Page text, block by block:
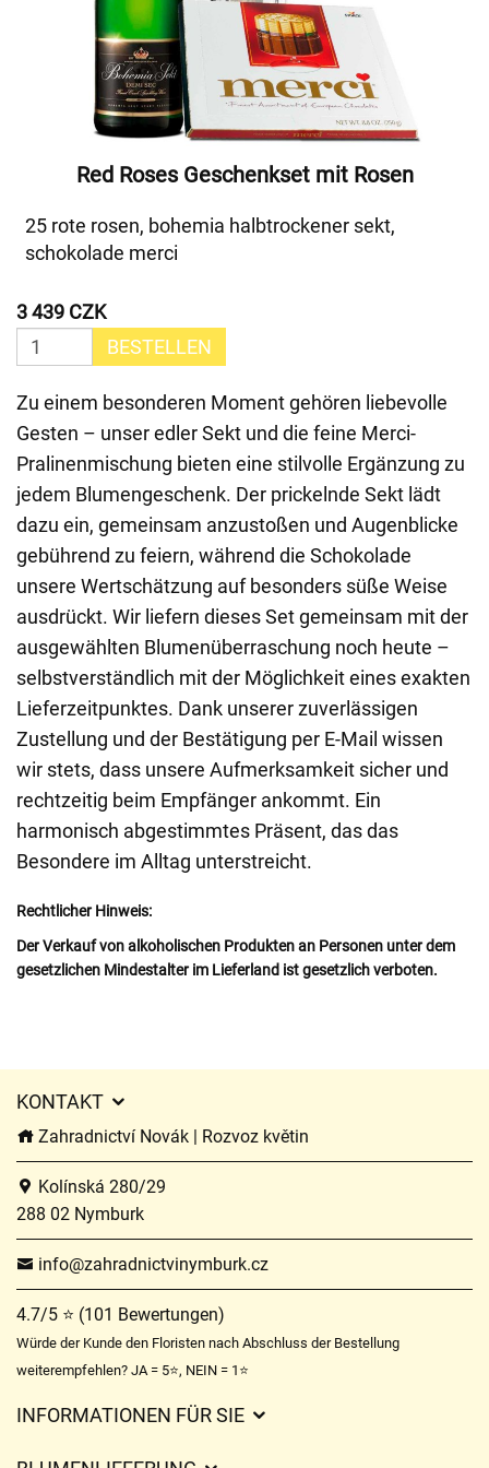
Red Roses Geschenkset mit Rosen
25 rote rosen, bohemia halbtrockener sekt,
schokolade merci
3 439 CZK
BESTELLEN
Zu einem besonderen Moment gehören liebevolle
Gesten – unser edler Sekt und die feine Merci-
Pralinenmischung bieten eine stilvolle Ergänzung zu
jedem Blumengeschenk. Der prickelnde Sekt lädt
dazu ein, gemeinsam anzustoßen und Augenblicke
gebührend zu feiern, während die Schokolade
unsere Wertschätzung auf besonders süße Weise
ausdrückt. Wir liefern dieses Set gemeinsam mit der
ausgewählten Blumenüberraschung noch heute –
selbstverständlich mit der Möglichkeit eines exakten
Lieferzeitpunktes. Dank unserer zuverlässigen
Zustellung und der Bestätigung per E-Mail wissen
wir stets, dass unsere Aufmerksamkeit sicher und
rechtzeitig beim Empfänger ankommt. Ein
harmonisch abgestimmtes Präsent, das das
Besondere im Alltag unterstreicht.
Rechtlicher Hinweis:
Der Verkauf von alkoholischen Produkten an Personen unter dem
gesetzlichen Mindestalter im Lieferland ist gesetzlich verboten.
KONTAKT
Zahradnictví Novák | Rozvoz květin
Kolínská 280/29
288 02 Nymburk
info@zahradnictvinymburk.cz
4.7/5 ⭐ (101 Bewertungen)
Würde der Kunde den Floristen nach Abschluss der Bestellung
weiterempfehlen? JA = 5⭐, NEIN = 1⭐
INFORMATIONEN FÜR SIE